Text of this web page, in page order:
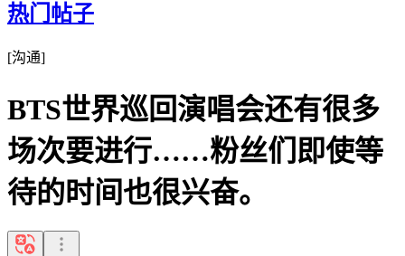
热门帖子
[沟通]
BTS世界巡回演唱会还有很多
场次要进行……粉丝们即使等
待的时间也很兴奋。